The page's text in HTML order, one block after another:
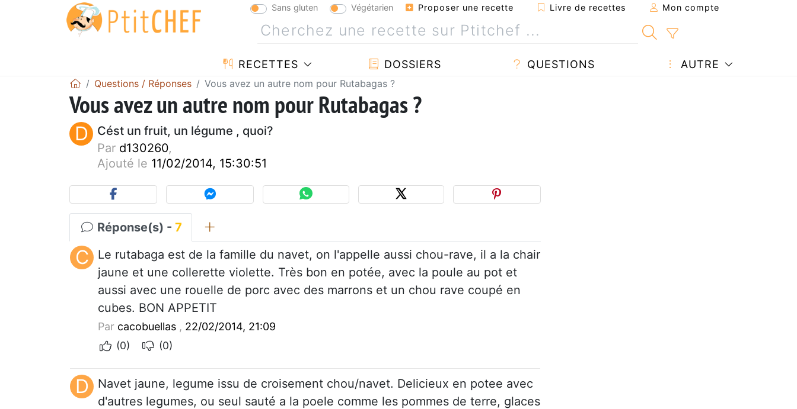
Sans gluten Végétarien Proposer une recette Livre de recettes Mon compte
RECETTES DOSSIERS QUESTIONS AUTRE
Questions / Réponses Vous avez un autre nom pour Rutabagas ?
Vous avez un autre nom pour Rutabagas ?
D
Cést un fruit, un légume , quoi?
Par d130260,
Ajouté le 11/02/2014, 15:30:51
Réponse(s) - 7
C
Le rutabaga est de la famille du navet, on l'appelle aussi chou-rave, il a la chair
jaune et une collerette violette. Très bon en potée, avec la poule au pot et
aussi avec une rouelle de porc avec des marrons et un chou rave coupé en
cubes. BON APPETIT
Par cacobuellas , 22/02/2014, 21:09
(0)
(0)
D
Navet jaune, legume issu de croisement chou/navet. Delicieux en potee avec
d'autres legumes, ou seul sauté a la poele comme les pommes de terre, glaces